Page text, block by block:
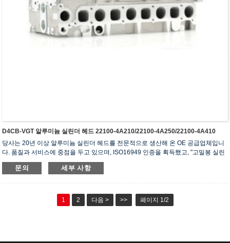
D4CB-VGT 알루미늄 실린더 헤드 22100-4A210/22100-4A250/22100-4A410
당사는 20년 이상 알루미늄 실린더 헤드를 전문적으로 생산해 온 OE 공급업체입니
다. 품질과 서비스에 중점을 두고 있으며, ISO16949 인증을 획득했고, "고밀봉 실린
더 헤드", "긴 수명 실린더 헤드" 등 5건의 실용신안 특허를 보유하고 있습니다.
문의 세부 사항
1 2 다음 > >> 페이지 1/2